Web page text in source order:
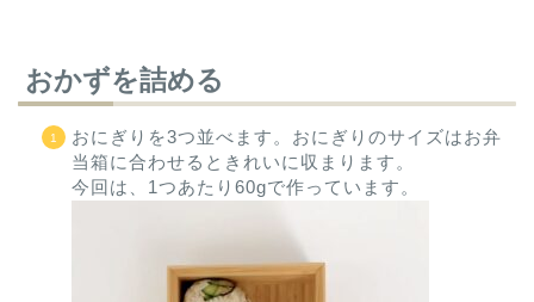
おかずを詰める
おにぎりを3つ並べます。おにぎりのサイズはお弁
当箱に合わせるときれいに収まります。
今回は、1つあたり60gで作っています。